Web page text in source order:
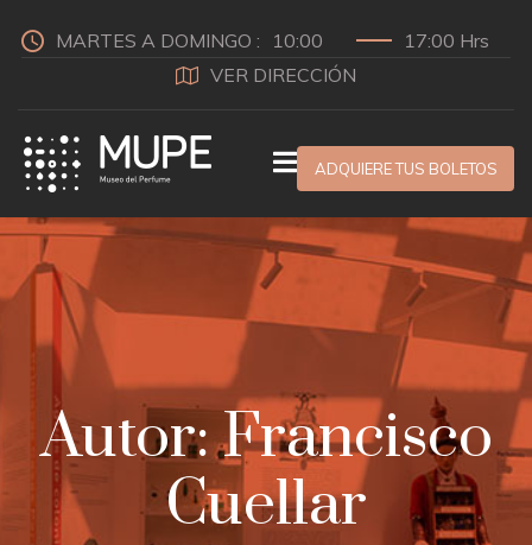
MARTES A DOMINGO : 10:00
17:00 Hrs
VER DIRECCIÓN
ADQUIERE TUS BOLETOS
Autor:Francisco
Cuellar